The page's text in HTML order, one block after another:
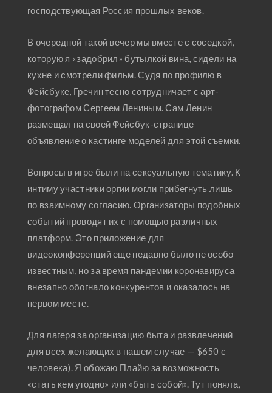
господствующая Россия прошлых веков.
В очередной такой вечер мы вместе с соседкой,
которую я «задобрил» бутылкой вина, сидели на
кухне и смотрели фильм. Судя по профилю в
Фейсбуке, Гречин тесно сотрудничает с арт-
фотографом Сергеем Лениным. Сам Ленин
размещал на своей Фейсбук-странице
объявление о кастинге моделей для этой съемки.
Вопросы в игре были на сексуальную тематику. К
интиму участники оргии могли прибегнуть лишь
по взаимному согласию. Организаторы подобных
событий проводят их с помощью различных
платформ. Это приложение для
видеоконференций еще недавно было не особо
известным, но за время пандемии коронавируса
внезапно обогнало конкурентов и оказалось на
первом месте.
Для лагеря за организацию быта и развлечений
для всех желающих в нашем случае — $650 с
человека). Я обожаю Плайю за возможность
«стать кем угодно» или «быть собой». Тут поняла,